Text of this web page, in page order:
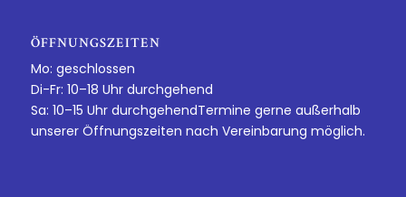
ÖFFNUNGSZEITEN
Mo: geschlossen
Di-Fr: 10–18 Uhr durchgehend
Sa: 10–15 Uhr durchgehendTermine gerne außerhalb
unserer Öffnungszeiten nach Vereinbarung möglich.